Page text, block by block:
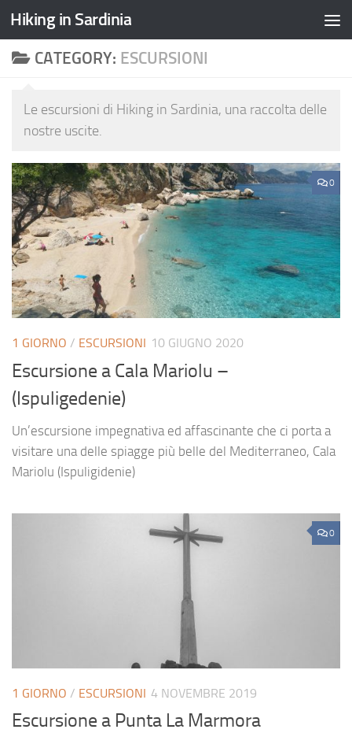
Hiking in Sardinia
CATEGORY: ESCURSIONI
Le escursioni di Hiking in Sardinia, una raccolta delle
nostre uscite.
0
1 GIORNO / ESCURSIONI 10 GIUGNO 2020
Escursione a Cala Mariolu –
(Ispuligedenie)
Un’escursione impegnativa ed affascinante che ci porta a
visitare una delle spiagge più belle del Mediterraneo, Cala
Mariolu (Ispuligidenie)
0
1 GIORNO / ESCURSIONI 4 NOVEMBRE 2019
Escursione a Punta La Marmora